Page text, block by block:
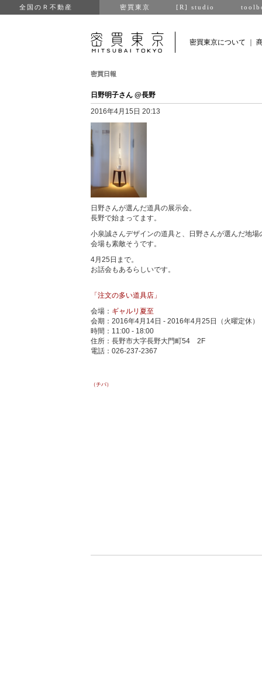
全国のＲ不動産 密買東京 [R] studio
密買東京について
密買日報
日野明子さん @長野
2016年4月15日 20:13
日野さんが選んだ道具の展示会。
長野で始まってます。
小泉誠さんデザインの道具と、日野さんが選んだ地場
会場も素敵そうです。
4月25日まで。
お話会もあるらしいです。
「注文の多い道具店」
会場： ギャルリ夏至
会期：2016年4月14日 - 2016年4月25日（火曜定休）
時間：11:00 - 18:00
住所：長野市大字長野大門町54 2F
電話：026-237-2367
（チバ）